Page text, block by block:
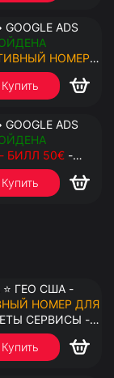
ADS
НОМЕР
КОДЫ
С
Купить
ADS
БИЛЛ 50€ -
СМС-
-
ПЕРЕДАЧА В
Купить
-
НОМЕР ДЛЯ
СЕРВИСЫ -
Купить